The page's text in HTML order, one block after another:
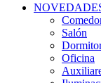
Salón
Oficina